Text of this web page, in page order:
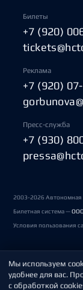
Билеты
+7 (920)
Реклама
+7 (920)
Пресс-служба
+7 (930)
2003-2026 Автономная
Билетная система —ООО
Условия пользования
Политика обработки
Пользовательское
Мы используем
удобнее для вас.
с обработкой